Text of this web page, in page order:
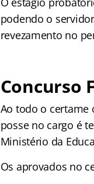
podendo o
revezamento no
Concurso
Ao todo o certame
posse no cargo é
Ministério da
Os aprovados no